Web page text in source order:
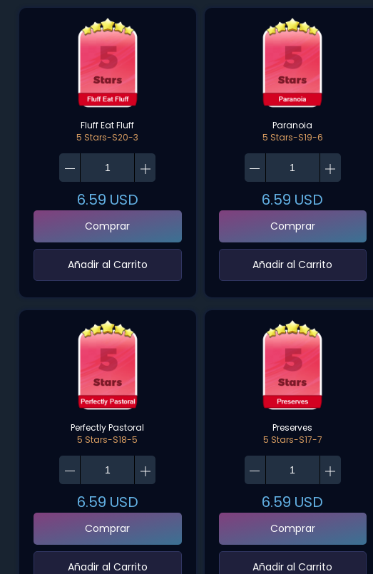
Fluff Eat Fluff
5 Stars-S20-3
6.59 USD
Comprar
‌Añadir al Carrito‌
Paranoia
5 Stars-S19-6
6.59 USD
Comprar
‌Añadir al Carrito‌
Perfectly Pastoral
5 Stars-S18-5
6.59 USD
Comprar
‌Añadir al Carrito‌
Preserves
5 Stars-S17-7
6.59 USD
Comprar
‌Añadir al Carrito‌